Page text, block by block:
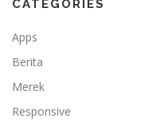
CATEGORIES
Apps
Berita
Merek
Responsive